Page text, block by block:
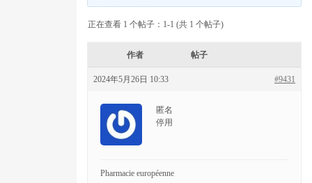
正在查看 1 个帖子：1-1 (共 1 个帖子)
作者 帖子
2024年5月26日 10:33 #9431
匿名
停用
Pharmacie européenne